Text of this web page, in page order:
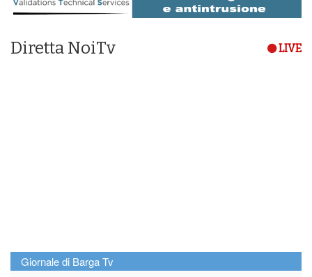
Diretta NoiTv LIVE
Giornale di Barga Tv